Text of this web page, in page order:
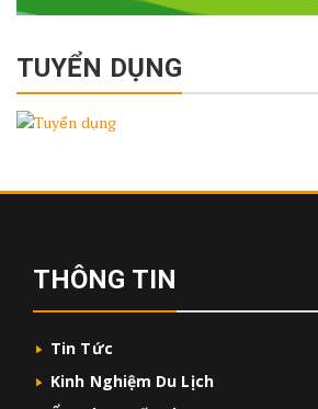
TUYỂN DỤNG
THÔNG TIN
Tin Tức
Kinh Nghiệm Du Lịch